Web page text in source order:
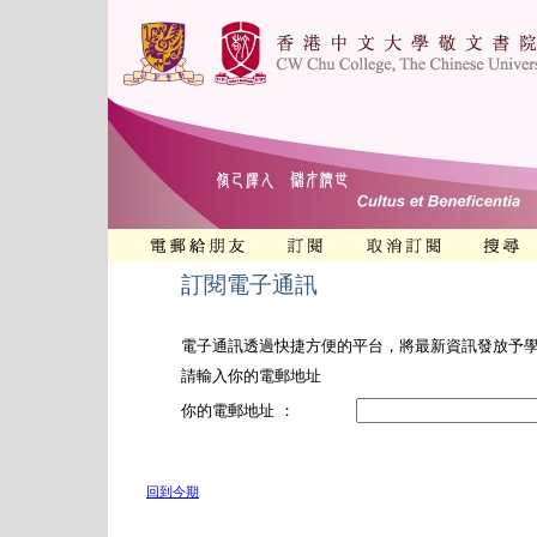
訂閱電子通訊
電子通訊透過快捷方便的平台，將最新資訊發放予
請輸入你的電郵地址
你的電郵地址 ：
回到今期